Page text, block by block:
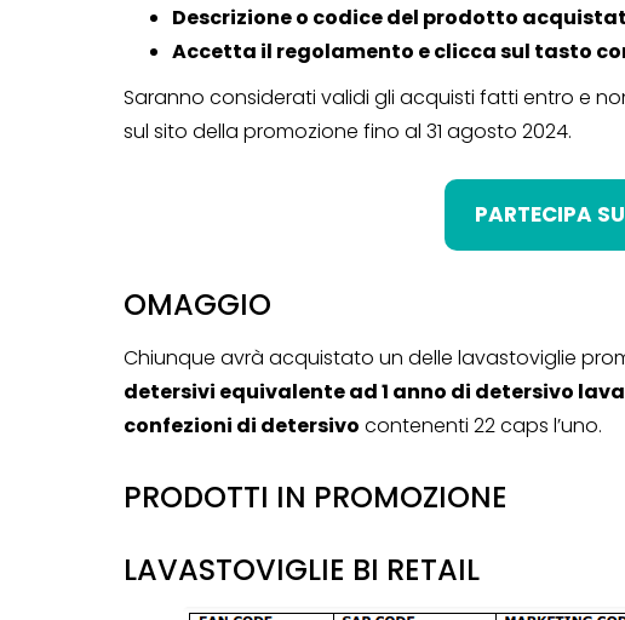
Descrizione o codice del prodotto
Accetta il regolamento e clicca sul tasto
Saranno considerati validi gli acquisti fatti entro e
sul sito della promozione fino al 31 agosto 2024.
PARTECIPA
OMAGGIO
Chiunque avrà acquistato un delle lavastoviglie
detersivi equivalente ad 1 anno di detersivo
confezioni di detersivo contenenti 22 caps l’uno.
PRODOTTI IN PROMOZIONE
LAVASTOVIGLIE BI RETAIL
Genertel e
regalano fino a
in buoni!